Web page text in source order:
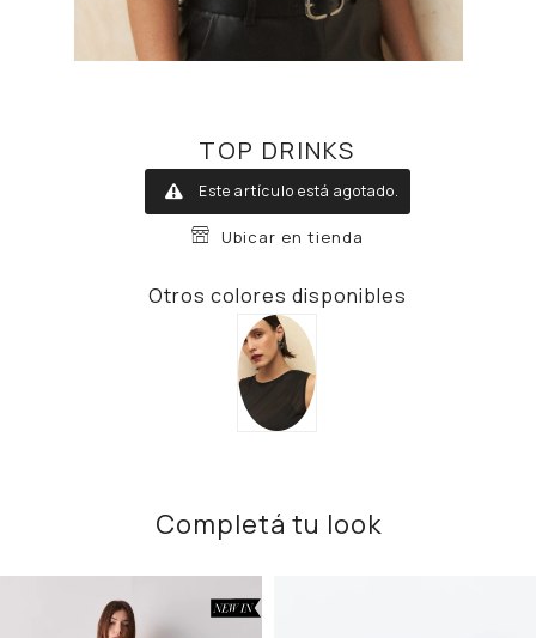
TOP DRINKS
Este artículo está agotado.
Ubicar en tienda
Otros colores disponibles
Completá tu look